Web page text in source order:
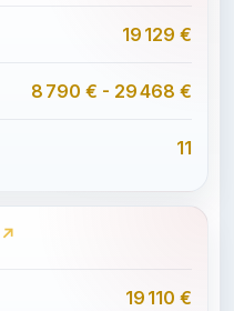
19 129 €
8 790 € - 29 468 €
11
19 110 €